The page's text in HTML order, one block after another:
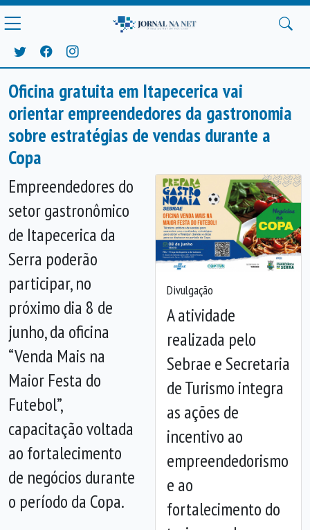
Oficina gratuita em Itapecerica vai
orientar empreendedores da gastronomia
sobre estratégias de vendas durante a
Copa
Divulgação
A atividade
realizada pelo
Sebrae e Secretaria
de Turismo integra
as ações de
incentivo ao
empreendedorismo
e ao
fortalecimento do
Anterior
Empreendedores do
setor gastronômico
de Itapecerica da
Serra poderão
participar, no
próximo dia 8 de
junho, da oficina
“Venda Mais na
Maior Festa do
Futebol”,
capacitação voltada
ao fortalecimento
de negócios durante
o período da Copa.